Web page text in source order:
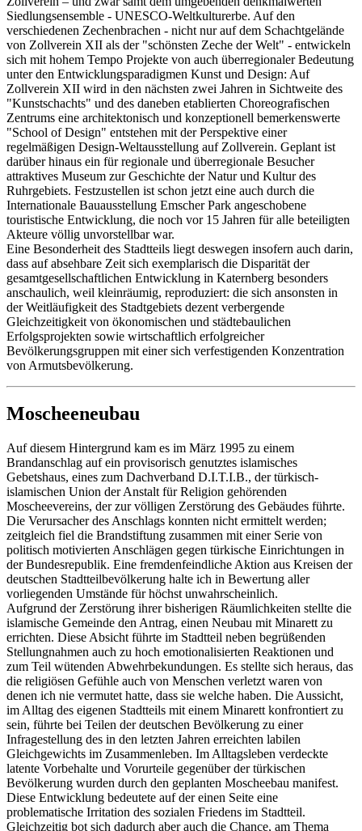
Siedlungsensemble - UNESCO-Weltkulturerbe. Auf den
verschiedenen Zechenbrachen - nicht nur auf dem Schachtgelände
von Zollverein XII als der "schönsten Zeche der Welt" - entwickeln
sich mit hohem Tempo Projekte von auch überregionaler Bedeutung
unter den Entwicklungsparadigmen Kunst und Design: Auf
Zollverein XII wird in den nächsten zwei Jahren in Sichtweite des
"Kunstschachts" und des daneben etablierten Choreografischen
Zentrums eine architektonisch und konzeptionell bemerkenswerte
"School of Design" entstehen mit der Perspektive einer
regelmäßigen Design-Weltausstellung auf Zollverein. Geplant ist
darüber hinaus ein für regionale und überregionale Besucher
attraktives Museum zur Geschichte der Natur und Kultur des
Ruhrgebiets. Festzustellen ist schon jetzt eine auch durch die
Internationale Bauausstellung Emscher Park angeschobene
touristische Entwicklung, die noch vor 15 Jahren für alle beteiligten
Akteure völlig unvorstellbar war.
Eine Besonderheit des Stadtteils liegt deswegen insofern auch darin,
dass auf absehbare Zeit sich exemplarisch die Disparität der
gesamtgesellschaftlichen Entwicklung in Katernberg besonders
anschaulich, weil kleinräumig, reproduziert: die sich ansonsten in
der Weitläufigkeit des Stadtgebiets dezent verbergende
Gleichzeitigkeit von ökonomischen und städtebaulichen
Erfolgsprojekten sowie wirtschaftlich erfolgreicher
Bevölkerungsgruppen mit einer sich verfestigenden Konzentration
von Armutsbevölkerung.
Moscheeneubau
Auf diesem Hintergrund kam es im März 1995 zu einem
Brandanschlag auf ein provisorisch genutztes islamisches
Gebetshaus, eines zum Dachverband D.I.T.I.B., der türkisch-
islamischen Union der Anstalt für Religion gehörenden
Moscheevereins, der zur völligen Zerstörung des Gebäudes führte.
Die Verursacher des Anschlags konnten nicht ermittelt werden;
zeitgleich fiel die Brandstiftung zusammen mit einer Serie von
politisch motivierten Anschlägen gegen türkische Einrichtungen in
der Bundesrepublik. Eine fremdenfeindliche Aktion aus Kreisen der
deutschen Stadtteilbevölkerung halte ich in Bewertung aller
vorliegenden Umstände für höchst unwahrscheinlich.
Aufgrund der Zerstörung ihrer bisherigen Räumlichkeiten stellte die
islamische Gemeinde den Antrag, einen Neubau mit Minarett zu
errichten. Diese Absicht führte im Stadtteil neben begrüßenden
Stellungnahmen auch zu hoch emotionalisierten Reaktionen und
zum Teil wütenden Abwehrbekundungen. Es stellte sich heraus, das
die religiösen Gefühle auch von Menschen verletzt waren von
denen ich nie vermutet hatte, dass sie welche haben. Die Aussicht,
im Alltag des eigenen Stadtteils mit einem Minarett konfrontiert zu
sein, führte bei Teilen der deutschen Bevölkerung zu einer
Infragestellung des in den letzten Jahren erreichten labilen
Gleichgewichts im Zusammenleben. Im Alltagsleben verdeckte
latente Vorbehalte und Vorurteile gegenüber der türkischen
Bevölkerung wurden durch den geplanten Moscheebau manifest.
Diese Entwicklung bedeutete auf der einen Seite eine
problematische Irritation des sozialen Friedens im Stadtteil.
Gleichzeitig bot sich dadurch aber auch die Chance, am Thema